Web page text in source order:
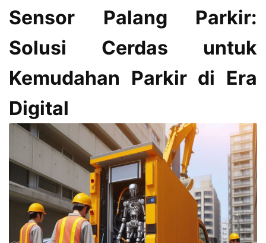
Sensor Palang Parkir:
Solusi Cerdas untuk
Kemudahan Parkir di Era
Digital